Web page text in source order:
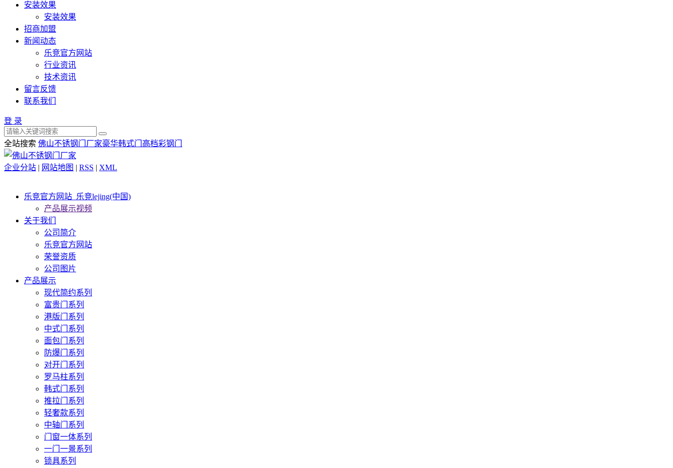
安装效果
安装效果
招商加盟
新闻动态
乐竞官方网站
行业资讯
技术资讯
留言反馈
联系我们
登 录
全站搜索 佛山不锈钢门厂家豪华韩式门 高档彩钢门
企业分站 | 网站地图 | RSS | XML
乐竞官方网站_乐竞lejing(中国)
产品展示视频
关于我们
公司简介
乐竞官方网站
荣誉资质
公司图片
产品展示
现代简约系列
富贵门系列
港版门系列
中式门系列
面包门系列
防爆门系列
对开门系列
罗马柱系列
韩式门系列
推拉门系列
轻奢款系列
中轴门系列
门窗一体系列
一门一景系列
锁具系列